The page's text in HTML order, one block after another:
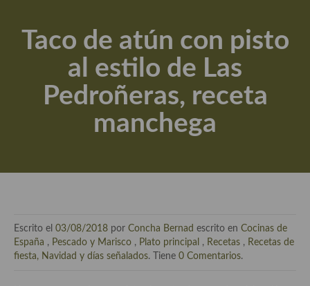
Apuntes, estudios sobre temas interesantes e importantes
Aceite de Oliva Virgen Extra (AOVE)
Recetas maridadas con los mejores AOVES
Flores en la cocina recetas
En la mesa: menaje, vajilla, técnicas de emplatado, decoración
Taco de atún con pisto
al estilo de Las
Pedroñeras, receta
manchega
Escrito el 03/08/2018 por Concha Bernad escrito en Cocinas de
España , Pescado y Marisco , Plato principal , Recetas , Recetas de
fiesta, Navidad y días señalados. Tiene 0 Comentarios.